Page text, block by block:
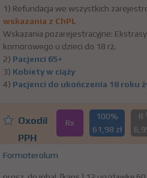
1) Refundacja we wszystkich
wskazania z ChPL
Wskazania pozarejestracyjne:
komorowego u dzieci do 18 rż.
2) Pacjenci 65+
3) Kobiety w ciąży
4) Pacjenci do ukończenia 18 roku
Oxodil
PPH
Rx
100%
61,98 zł
R
Formoterolum